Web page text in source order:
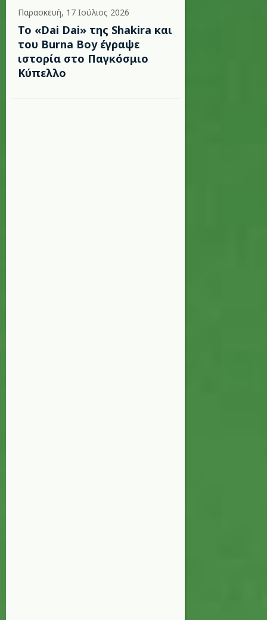
Παρασκευή, 17 Ιούλιος 2026
To «Dai Dai» της Shakira και
του Burna Boy έγραψε
ιστορία στο Παγκόσμιο
Κύπελλο